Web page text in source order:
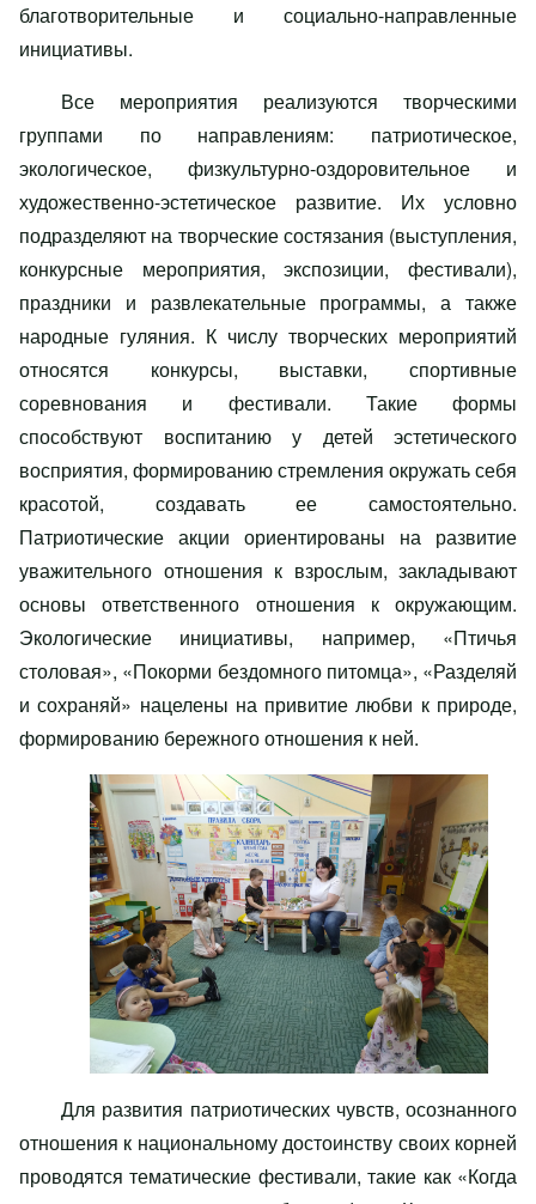
благотворительные и социально-направленные
инициативы.
Все мероприятия реализуются творческими
группами по направлениям: патриотическое,
экологическое, физкультурно-оздоровительное и
художественно-эстетическое развитие. Их условно
подразделяют на творческие состязания (выступления,
конкурсные мероприятия, экспозиции, фестивали),
праздники и развлекательные программы, а также
народные гуляния. К числу творческих мероприятий
относятся конкурсы, выставки, спортивные
соревнования и фестивали. Такие формы
способствуют воспитанию у детей эстетического
восприятия, формированию стремления окружать себя
красотой, создавать ее самостоятельно.
Патриотические акции ориентированы на развитие
уважительного отношения к взрослым, закладывают
основы ответственного отношения к окружающим.
Экологические инициативы, например, «Птичья
столовая», «Покорми бездомного питомца», «Разделяй
и сохраняй» нацелены на привитие любви к природе,
формированию бережного отношения к ней.
Для развития патриотических чувств, осознанного
отношения к национальному достоинству своих корней
проводятся тематические фестивали, такие как «Когда